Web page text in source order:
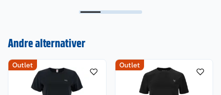
Andre alternativer
Outlet Outlet
Kundeservice